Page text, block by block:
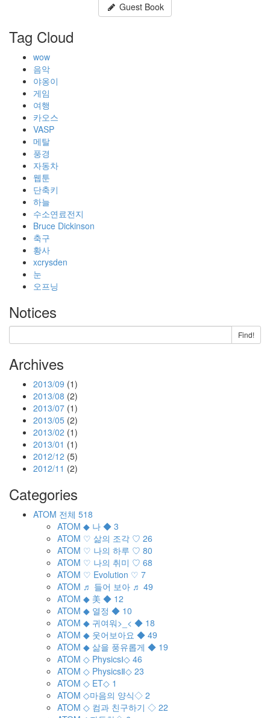
Guest Book
Tag Cloud
wow
음악
야옹이
게임
여행
카오스
VASP
메탈
풍경
자동차
웹툰
단축키
하늘
수소연료전지
Bruce Dickinson
축구
황사
xcrysden
눈
오프닝
Notices
Find!
Archives
2013/09 (1)
2013/08 (2)
2013/07 (1)
2013/05 (2)
2013/02 (1)
2013/01 (1)
2012/12 (5)
2012/11 (2)
Categories
ATOM 전체 518
ATOM ◆ 나 ◆ 3
ATOM ♡ 삶의 조각 ♡ 26
ATOM ♡ 나의 하루 ♡ 80
ATOM ♡ 나의 취미 ♡ 68
ATOM ♡ Evolution ♡ 7
ATOM ♬ 들어 보아 ♬ 49
ATOM ◆ 美 ◆ 12
ATOM ◆ 열정 ◆ 10
ATOM ◆ 귀여워>_< ◆ 18
ATOM ◆ 웃어보아요 ◆ 49
ATOM ◆ 삶을 풍유롭게 ◆ 19
ATOM ◇ PhysicsⅠ◇ 46
ATOM ◇ PhysicsⅡ◇ 23
ATOM ◇ ET◇ 1
ATOM ◇마음의 양식◇ 2
ATOM ◇ 컴과 친구하기 ◇ 22